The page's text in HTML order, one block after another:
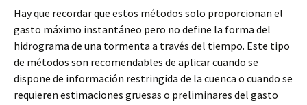
Hay que recordar que estos métodos solo proporcionan el
gasto máximo instantáneo pero no define la forma del
hidrograma de una tormenta a través del tiempo. Este tipo
de métodos son recomendables de aplicar cuando se
dispone de información restringida de la cuenca o cuando se
requieren estimaciones gruesas o preliminares del gasto